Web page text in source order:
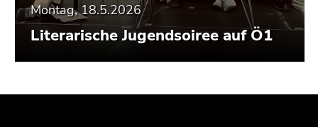
Montag, 18.5.2026
Literarische Jugendsoiree auf Ö1